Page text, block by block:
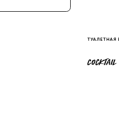
ТУАЛЕТНАЯ
COCKTAIL